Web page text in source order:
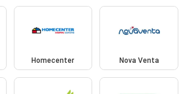
Homecenter Nova Venta